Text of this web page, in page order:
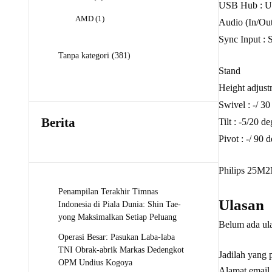
USB Hub :
Audio (In/
Sync Input :
Stand
Height
Swivel : -/ 30
Tilt : -5/20
Pivot : -/ 90
Philips
Ulasan
Belum ada
Jadilah yang
AMD 11
Tanpa kategori 381381
Berita
Penampilan Terakhir Timnas
Indonesia di Piala Dunia: Shin Tae-
yong Maksimalkan Setiap Peluang
Operasi Besar: Pasukan Laba-laba
TNI Obrak-abrik Markas Dedengkot
OPM Undius Kogoya